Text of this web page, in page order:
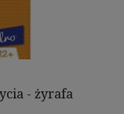
- żyrafa